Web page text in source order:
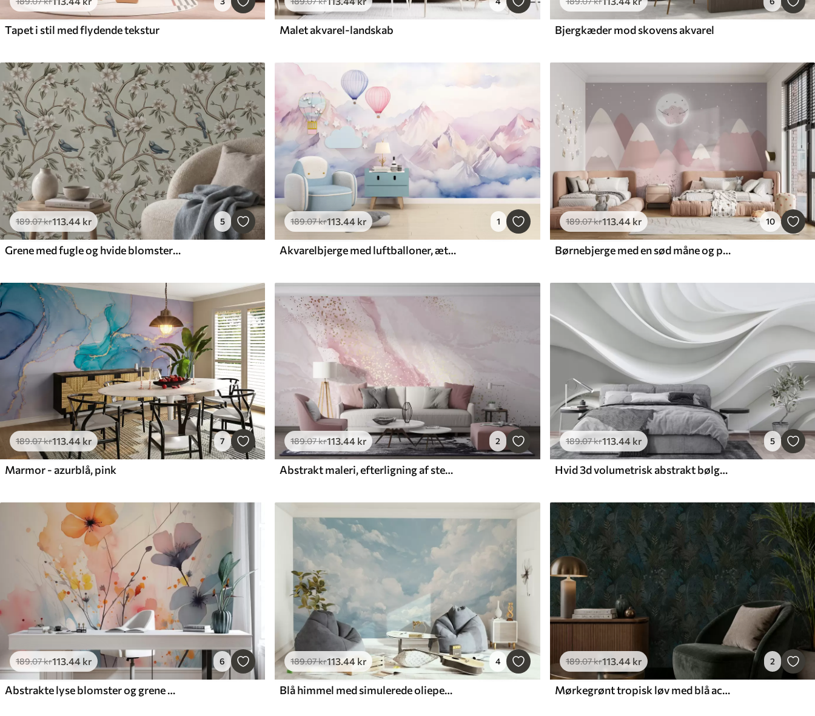
Tapet i stil med flydende tekstur Malet akvarel-landskab Bjergkæder mod skovens akvarel
189.07kr113.44 kr 5
Grene med fugle og hvide blomster på en sart baggrund
189.07kr113.44 kr 1
Akvarelbjerge med luftballoner, æterisk
189.07kr113.44 kr 10
Børnebjerge med en sød måne og planter i bunden
189.07kr113.44 kr 7
Marmor - azurblå, pink
189.07kr113.44 kr 2
Abstrakt maleri, efterligning af stenens marmoroverflade
189.07kr113.44 kr 5
Hvid 3d volumetrisk abstrakt bølgeform
189.07kr113.44 kr 6
Abstrakte lyse blomster og grene med stænk af maling, våd akvarel
189.07kr113.44 kr 4
Blå himmel med simulerede oliepenselstrøg
189.07kr113.44 kr 2
Mørkegrønt tropisk løv med blå accenter